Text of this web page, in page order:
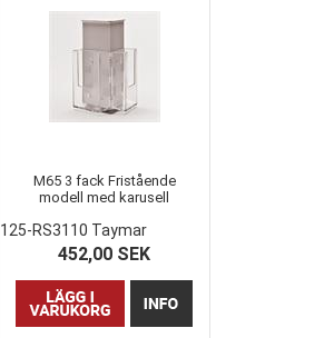
M65 3 fack Fristående
modell med karusell
125-RS3110 Taymar
452,00 SEK